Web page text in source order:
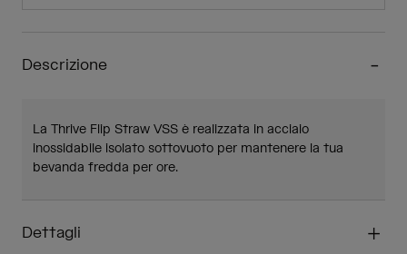
Descrizione
La Thrive Flip Straw VSS è realizzata in acciaio
inossidabile isolato sottovuoto per mantenere la tua
bevanda fredda per ore.
Dettagli